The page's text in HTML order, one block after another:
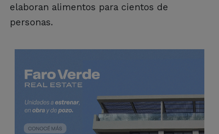
elaboran alimentos para cientos de
personas.